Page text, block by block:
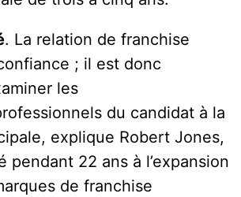
. La relation de franchise
; il est donc
les
du candidat à la
explique Robert Jones,
pendant 22 ans à l’expansion
de franchise